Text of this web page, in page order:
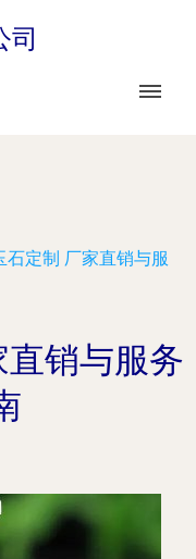
司
石定制 厂家直销与服
销与服务